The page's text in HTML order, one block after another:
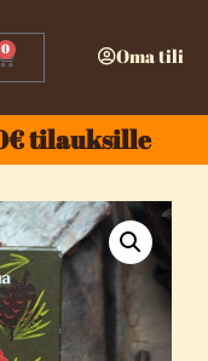
0 Oma tili
tilauksille